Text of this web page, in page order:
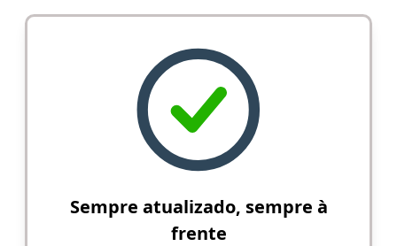
Sempre atualizado, sempre à
frente